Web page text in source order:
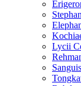
Lycii